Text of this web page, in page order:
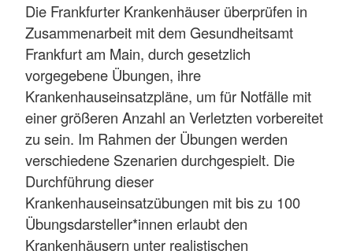
Die Frankfurter Krankenhäuser überprüfen in
Zusammenarbeit mit dem Gesundheitsamt
Frankfurt am Main, durch gesetzlich
vorgegebene Übungen, ihre
Krankenhauseinsatzpläne, um für Notfälle mit
einer größeren Anzahl an Verletzten vorbereitet
zu sein. Im Rahmen der Übungen werden
verschiedene Szenarien durchgespielt. Die
Durchführung dieser
Krankenhauseinsatzübungen mit bis zu 100
Übungsdarsteller*innen erlaubt den
Krankenhäusern unter realistischen